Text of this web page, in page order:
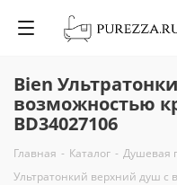
Bien
возможностью
BD34027106
Главная - Каталог - Душевая
Ультратонкий верхний душ с